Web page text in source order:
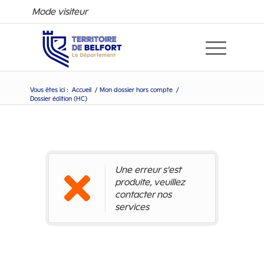
Mode visiteur
Vous êtes ici : Accueil / Mon dossier hors compte /
Dossier édition (HC)
Une erreur s'est
produite, veuillez
contacter nos
services